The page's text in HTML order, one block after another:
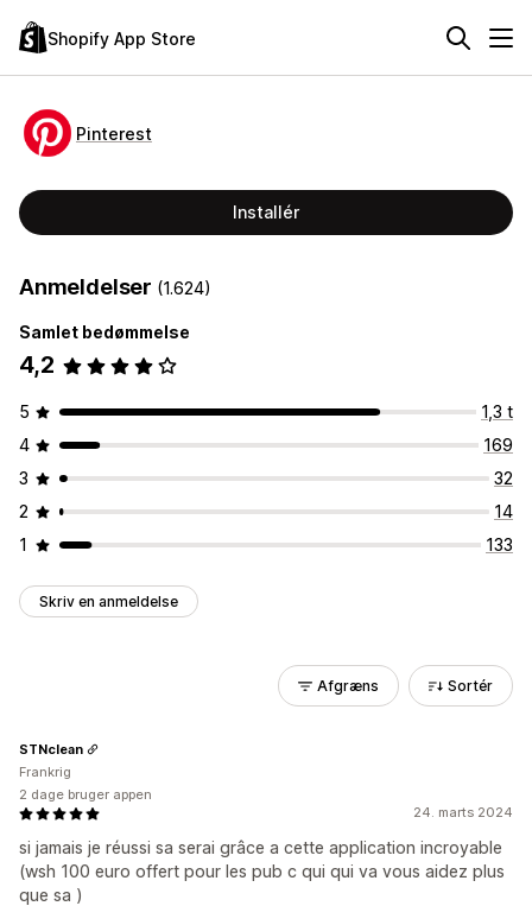
Shopify App Store
Pinterest
Installér
Anmeldelser (1.624)
Samlet bedømmelse
4,2
5
1,3 t
4
169
3
32
2
14
1
133
Skriv en anmeldelse
Afgræns Sortér
24. marts 2024
si jamais je réussi sa serai grâce a cette application incroyable
(wsh 100 euro offert pour les pub c qui qui va vous aidez plus
que sa )
STNclean
Frankrig
2 dage bruger appen